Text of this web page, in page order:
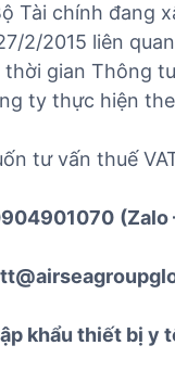
Tài chính đang
2/2015 liên
gian Thông
ty thực hiện
tư vấn thuế
(Zalo
khẩu thiết bị y